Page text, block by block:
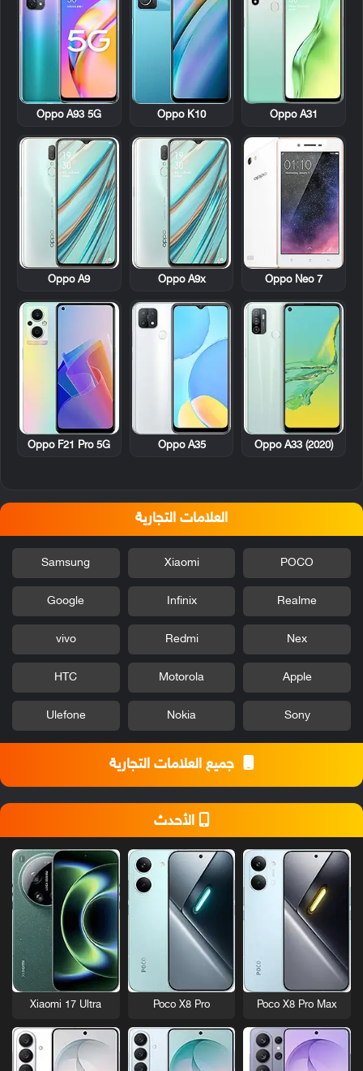
Oppo A31
Oppo K10
Oppo A93 5G
Oppo Neo 7
Oppo A9x
Oppo A9
Oppo A33 (2020)
Oppo A35
Oppo F21 Pro 5G
العلامات التجارية
POCO
Xiaomi
Samsung
Realme
Infinix
Google
Nex
Redmi
vivo
Apple
Motorola
HTC
Sony
Nokia
Ulefone
جميع العلامات التجارية
الأحدث
Poco X8 Pro Max
Poco X8 Pro
Xiaomi 17 Ultra